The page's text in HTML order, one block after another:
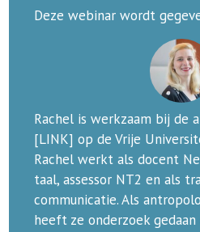
Deze webinar wordt
Rachel is werkzaam bij de
[LINK] op de Vrije
Rachel werkt als docent
taal, assessor NT2 en als
communicatie. Als
heeft ze onderzoek